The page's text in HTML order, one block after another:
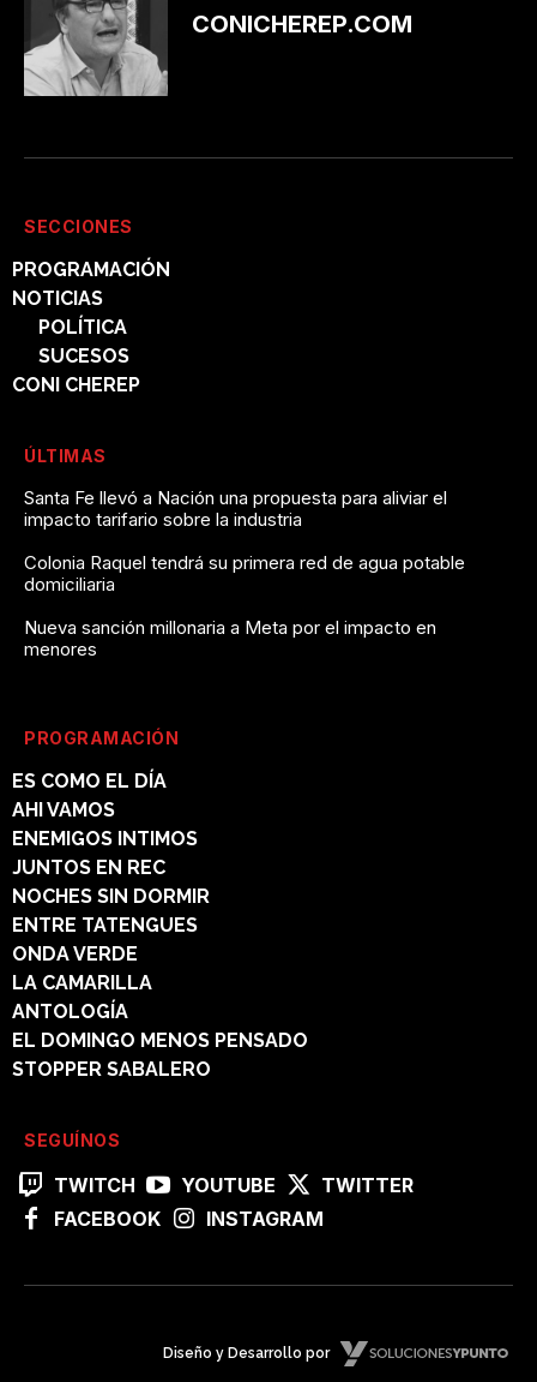
CONICHEREP.COM
SECCIONES
PROGRAMACIÓN
NOTICIAS
POLÍTICA
SUCESOS
CONI CHEREP
ÚLTIMAS
Santa Fe llevó a Nación una propuesta para aliviar el
impacto tarifario sobre la industria
Colonia Raquel tendrá su primera red de agua potable
domiciliaria
Nueva sanción millonaria a Meta por el impacto en
menores
PROGRAMACIÓN
ES COMO EL DÍA
AHI VAMOS
ENEMIGOS INTIMOS
JUNTOS EN REC
NOCHES SIN DORMIR
ENTRE TATENGUES
ONDA VERDE
LA CAMARILLA
ANTOLOGÍA
EL DOMINGO MENOS PENSADO
STOPPER SABALERO
SEGUÍNOS
TWITCH YOUTUBE
TWITTER
FACEBOOK
INSTAGRAM
Diseño y Desarrollo por